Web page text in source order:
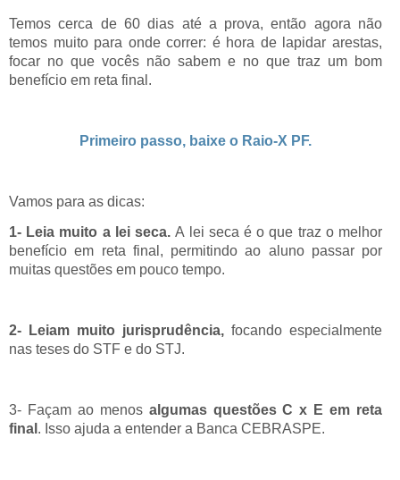
Temos cerca de 60 dias até a prova, então agora não
temos muito para onde correr: é hora de lapidar arestas,
focar no que vocês não sabem e no que traz um bom
benefício em reta final.
Primeiro passo, baixe o Raio-X PF.
Vamos para as dicas:
1- Leia muito a lei seca.A lei seca é o que traz o melhor
benefício em reta final, permitindo ao aluno passar por
muitas questões em pouco tempo.
2- Leiam muito jurisprudência, focando especialmente
nas teses do STF e do STJ.
3- Façam ao menosalgumas questões C x E em reta
final . Isso ajuda a entender a Banca CEBRASPE.